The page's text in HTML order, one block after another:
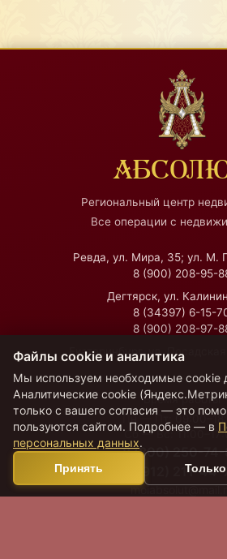
Региональный центр
Все операции с
Ревда, ул. Мира, 35; ул. М.
8 (900) 208-95-
Дегтярск, ул.
8 (34397) 6-15-
8 (900) 208-97-
Екатеринбург, ул.
Время работы
Пн — Пт:
Сб — Вс:
8 (800) 250-
8 (912) 211-44-
Файлы cookie и аналитика
Мы используем необходимые cookie
Аналитические cookie
только с вашего согласия — это
пользуются сайтом. Подробнее — в
персональных данных.
Принять